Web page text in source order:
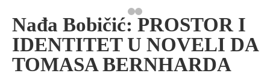
Nađa Bobičić: PROSTOR I
IDENTITET U NOVELI DA
TOMASA BERNHARDA